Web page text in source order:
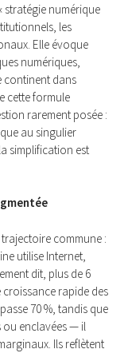
stratégie numérique
les
Elle évoque
numériques,
continent dans
cette formule
rarement posée :
au singulier
simplification est
trajectoire commune :
utilise Internet,
dit, plus de 6
rapide des
70 %, tandis que
ou enclavées — il
Ils reflètent